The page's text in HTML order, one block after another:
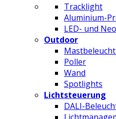
Tracklight
Aluminium-
LED- und
Outdoor
Poller
Wand
Spotlights
Lichtsteuerung
DALI-